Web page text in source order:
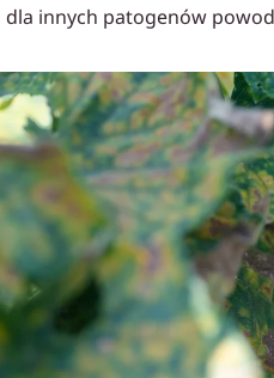
dla innych patogenów